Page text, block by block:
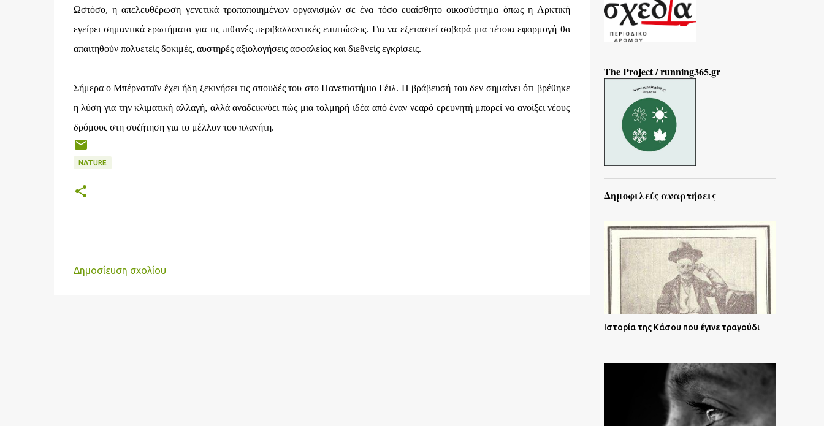
Ωστόσο, η απελευθέρωση γενετικά τροποποιημένων οργανισμών σε ένα τόσο ευαίσθητο οικοσύστημα όπως η Αρκτική
εγείρει σημαντικά ερωτήματα για τις πιθανές περιβαλλοντικές επιπτώσεις. Για να εξεταστεί σοβαρά μια τέτοια εφαρμογή θα
απαιτηθούν πολυετείς δοκιμές, αυστηρές αξιολογήσεις ασφαλείας και διεθνείς εγκρίσεις.
Σήμερα ο Μπέρνσταϊν έχει ήδη ξεκινήσει τις σπουδές του στο Πανεπιστήμιο Γέιλ. Η βράβευσή του δεν σημαίνει ότι βρέθηκε
η λύση για την κλιματική αλλαγή, αλλά αναδεικνύει πώς μια τολμηρή ιδέα από έναν νεαρό ερευνητή μπορεί να ανοίξει νέους
δρόμους στη συζήτηση για το μέλλον του πλανήτη.
NATURE
Δημοσίευση σχολίου
The Project / running365.gr
Δημοφιλείς αναρτήσεις
Ιστορία της Κάσου που έγινε τραγούδι